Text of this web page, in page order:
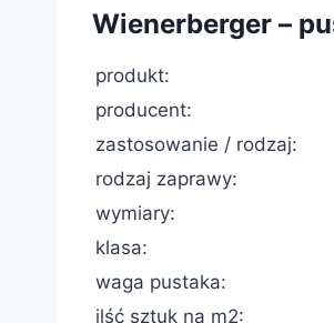
Wienerberger –
produkt:
producent:
zastosowanie / rodzaj:
rodzaj zaprawy:
wymiary:
klasa:
waga pustaka:
ilść sztuk na m2: